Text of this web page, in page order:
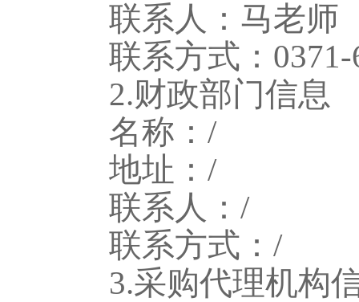
联系人： 马老师
联系方式： 0371-
2.财政部门信息
名称： /
地址： /
联系人： /
联系方式： /
3.采购代理机构